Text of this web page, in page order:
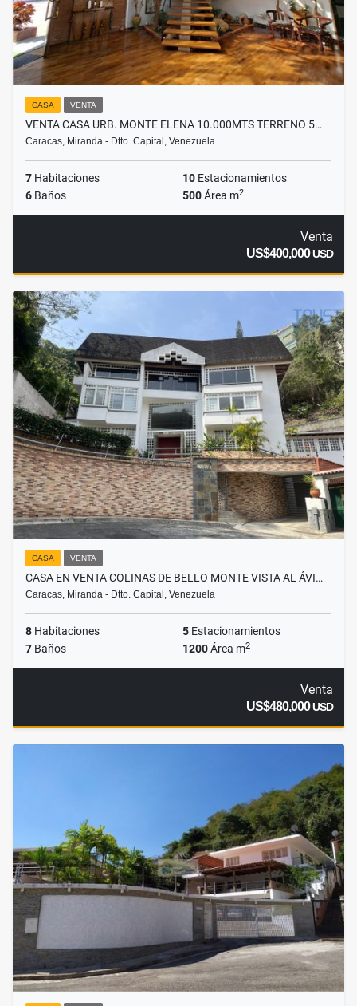
CASA VENTA
VENTA CASA URB. MONTE ELENA 10.000MTS TERRENO 5…
Caracas, Miranda - Dtto. Capital, Venezuela
7 Habitaciones 10 Estacionamientos
6 Baños 500Área m2
Venta
US$400,000USD
CASA VENTA
CASA EN VENTA COLINAS DE BELLO MONTE VISTA AL ÁVI…
Caracas, Miranda - Dtto. Capital, Venezuela
8 Habitaciones 5 Estacionamientos
7 Baños 1200Área m2
Venta
US$480,000USD